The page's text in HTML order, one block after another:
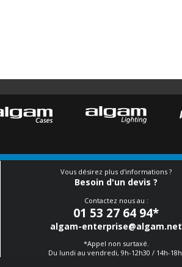
Vous désirez plus d'informations ?
Besoin d'un devis ?
Contactez nous au :
01 53 27 64 94*
algam-enterprise@algam.net
*Appel non surtaxé.
Du lundi au vendredi, 9h-12h30 / 14h-18h.